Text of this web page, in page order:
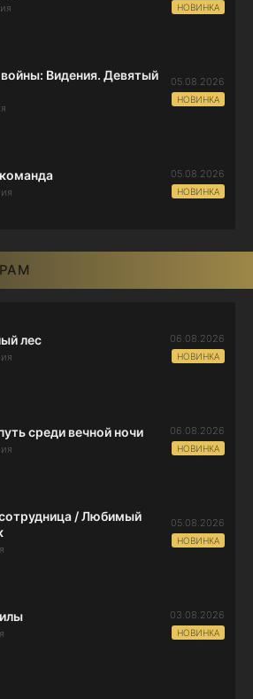
НОВИНКА
Видения. Девятый
05.08.2026
НОВИНКА
05.08.2026
НОВИНКА
лес 06.08.2026
НОВИНКА
среди вечной ночи 06.08.2026
НОВИНКА
/ Любимый
05.08.2026
НОВИНКА
03.08.2026
НОВИНКА